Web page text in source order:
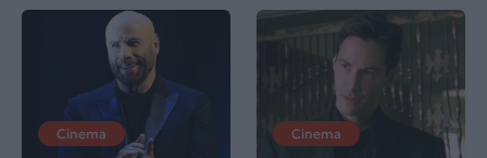
Cinema Cinema